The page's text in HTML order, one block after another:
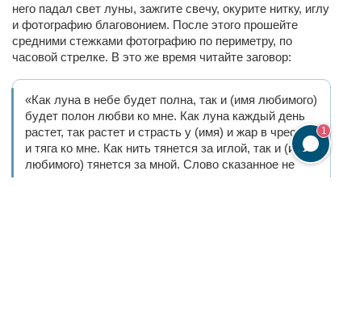
него падал свет луны, зажгите свечу, окурите нитку, иглу
и фотографию благовонием. После этого прошейте
средними стежками фотографию по периметру, по
часовой стрелке. В это же время читайте заговор:
«Как луна в небе будет полна, так и (имя любимого)
будет полон любви ко мне. Как луна каждый день
растет, так растет и страсть у (имя) и жар в чреслах
и тяга ко мне. Как нить тянется за иглой, так и (имя
любимого) тянется за мной. Слово сказанное не
1